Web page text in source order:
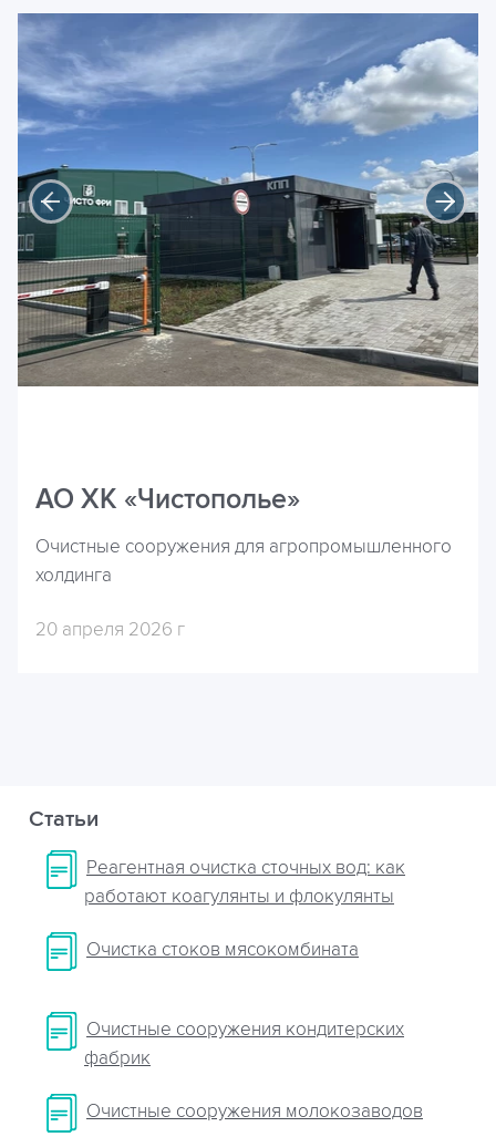
АО ХК «Чистополье»
Очистные сооружения для агропромышленного
холдинга
20 апреля 2026 г
Статьи
Реагентная очистка сточных вод: как
работают коагулянты и флокулянты
Очистка стоков мясокомбината
Очистные сооружения кондитерских
фабрик
Очистные сооружения молокозаводов